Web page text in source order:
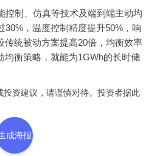
制、仿真等技术及端到端主动均
30%，温度控制精度提升50%，响
传统被动方案提高20倍，均衡效率
均衡策略，就能为1GWh的长时储
资建议，请谨慎对待。投资者据此
成海报